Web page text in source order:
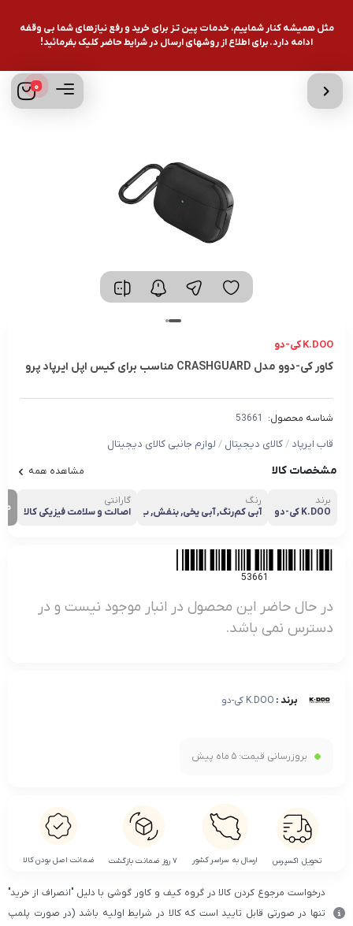
مثل همیشه کنار شماییم، خدمات پین تـز برای خرید و رفع نیازهای شما بی وقفه
ادامه دارد. برای اطلاع از روشهای ارسال در شرایط حاضر کلیک بفرمائید!
0
K.DOO کی-دو
کاور کی-دوو مدل CRASHGUARD مناسب برای کیس اپل ایرپاد پرو
شناسه محصول: 53661
قاب ایرپاد /کالای دیجیتال / لوازم جانبی کالای دیجیتال
مشخصات کالا مشاهده همه
برند
K.DOO کی-دو
رنگ
آبی کم‌رنگ, آبی یخی, بنفش, ب
گارانتی
اصالت و سلامت فیزیکی کالا
53661
در حال حاضر این محصول در انبار موجود نیست و در
دسترس نمی باشد.
برند : K.DOO کی-دو
بروزرسانی قیمت: 5 ماه پیش
تحویل اکسپرس ارسال به سراسر کشور ۷ روز ضمانت بازگشت ضمانت اصل بودن کالا
درخواست مرجوع کردن کالا در گروه کیف و کاور گوشی با دلیل "انصراف از خرید"
تنها در صورتی قابل تایید است که کالا در شرایط اولیه باشد (در صورت پلمپ